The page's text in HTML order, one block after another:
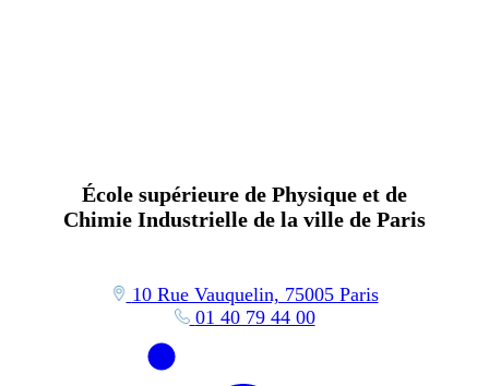
École supérieure de Physique et de
Chimie Industrielle de la ville de Paris
10 Rue Vauquelin, 75005 Paris
01 40 79 44 00